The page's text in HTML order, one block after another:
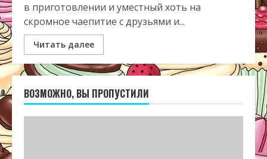
в приготовлении и уместный хоть на
скромное чаепитие с друзьями и...
Читать далее
ВОЗМОЖНО, ВЫ ПРОПУСТИЛИ